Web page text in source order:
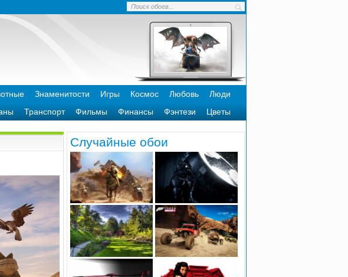
Знаменитости Игры Космос Любовь
Люди
Транспорт Фильмы Финансы Фэнтези Цветы
Cлучайные обои